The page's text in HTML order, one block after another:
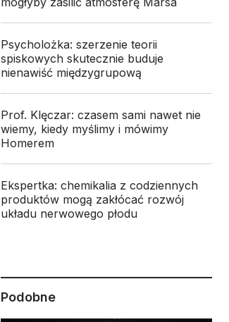
Psycholożka: szerzenie teorii
spiskowych skutecznie buduje
nienawiść międzygrupową
Prof. Klęczar: czasem sami nawet nie
wiemy, kiedy myślimy i mówimy
Homerem
Ekspertka: chemikalia z codziennych
produktów mogą zakłócać rozwój
układu nerwowego płodu
Podobne